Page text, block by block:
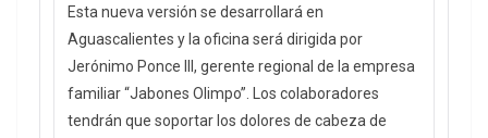
Esta nueva versión se desarrollará en
Aguascalientes y la oficina será dirigida por
Jerónimo Ponce III, gerente regional de la empresa
familiar “Jabones Olimpo”. Los colaboradores
tendrán que soportar los dolores de cabeza de